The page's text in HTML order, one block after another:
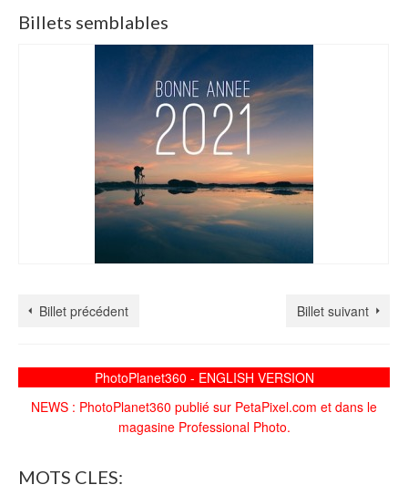
Billets semblables
Billet précédent Billet suivant
PhotoPlanet360 - ENGLISH VERSION
NEWS : PhotoPlanet360 publié sur PetaPixel.com et dans le
magasine Professional Photo.
MOTS CLES: